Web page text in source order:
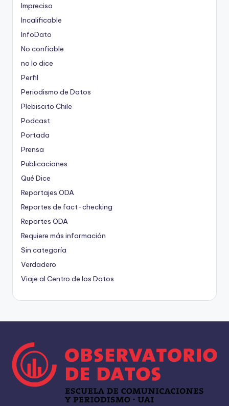
Impreciso
Incalificable
InfoDato
No confiable
no lo dice
Perfil
Periodismo de Datos
Plebiscito Chile
Podcast
Portada
Prensa
Publicaciones
Qué Dice
Reportajes ODA
Reportes de fact-checking
Reportes ODA
Requiere más información
Sin categoría
Verdadero
Viaje al Centro de los Datos